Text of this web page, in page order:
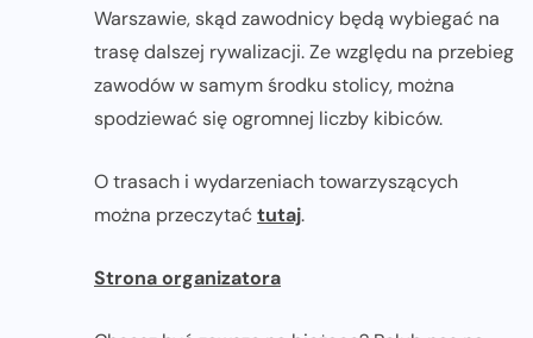
Warszawie, skąd zawodnicy będą wybiegać na
trasę dalszej rywalizacji. Ze względu na przebieg
zawodów w samym środku stolicy, można
spodziewać się ogromnej liczby kibiców.
O trasach i wydarzeniach towarzyszących
można przeczytaćtutaj.
Strona organizatora